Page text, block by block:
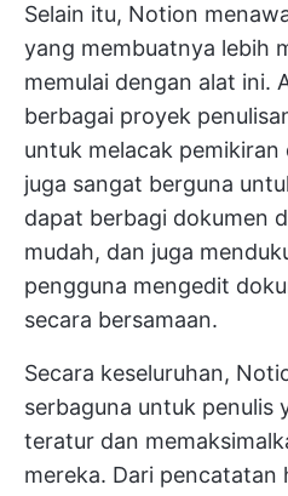
Selain itu, Notion
yang membuatnya lebih
memulai dengan alat ini.
berbagai proyek
untuk melacak
juga sangat berguna
dapat berbagi dokumen
mudah, dan juga
pengguna mengedit
secara bersamaan.
Secara keseluruhan,
serbaguna untuk penulis
teratur dan
mereka. Dari pencatatan